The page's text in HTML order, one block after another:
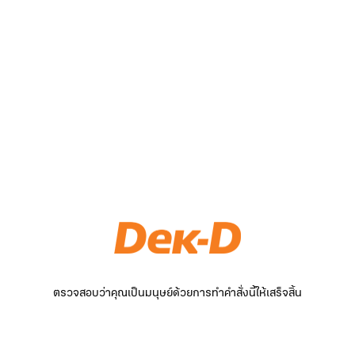
ตรวจสอบว่าคุณเป็นมนุษย์ด้วยการทำคำสั่งนี้ให้เสร็จสิ้น